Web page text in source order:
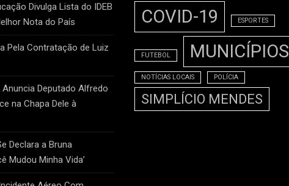
Divulga Lista do IDEB
Nota do País
Pela Contratação de Luiz
Deputado Alfredo
na Chapa Dele à
Declara a Bruna
Mudou Minha Vida’
COVID-19 ESPORTES
FUTEBOL MUNICÍPIOS
NOTÍCIAS LOCAIS POLÍCIA
SIMPLÍCIO MENDES